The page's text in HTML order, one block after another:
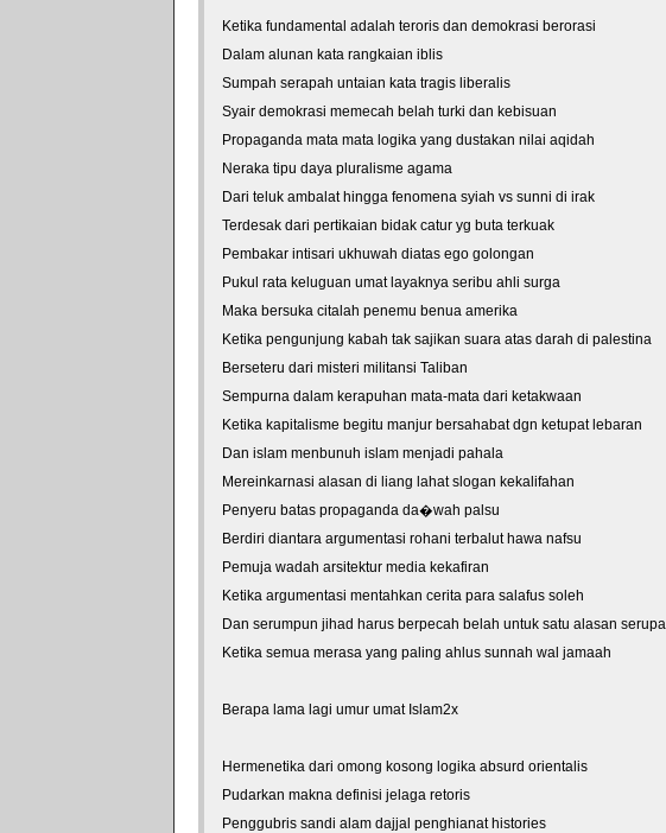
Ketika fundamental adalah teroris dan demokrasi berorasi
Dalam alunan kata rangkaian iblis
Sumpah serapah untaian kata tragis liberalis
Syair demokrasi memecah belah turki dan kebisuan
Propaganda mata mata logika yang dustakan nilai aqidah
Neraka tipu daya pluralisme agama
Dari teluk ambalat hingga fenomena syiah vs sunni di irak
Terdesak dari pertikaian bidak catur yg buta terkuak
Pembakar intisari ukhuwah diatas ego golongan
Pukul rata keluguan umat layaknya seribu ahli surga
Maka bersuka citalah penemu benua amerika
Ketika pengunjung kabah tak sajikan suara atas darah di palestina
Berseteru dari misteri militansi Taliban
Sempurna dalam kerapuhan mata-mata dari ketakwaan
Ketika kapitalisme begitu manjur bersahabat dgn ketupat lebaran
Dan islam menbunuh islam menjadi pahala
Mereinkarnasi alasan di liang lahat slogan kekalifahan
Penyeru batas propaganda da�wah palsu
Berdiri diantara argumentasi rohani terbalut hawa nafsu
Pemuja wadah arsitektur media kekafiran
Ketika argumentasi mentahkan cerita para salafus soleh
Dan serumpun jihad harus berpecah belah untuk satu alasan serupa
Ketika semua merasa yang paling ahlus sunnah wal jamaah
Berapa lama lagi umur umat Islam2x
Hermenetika dari omong kosong logika absurd orientalis
Pudarkan makna definisi jelaga retoris
Penggubris sandi alam dajjal penghianat histories